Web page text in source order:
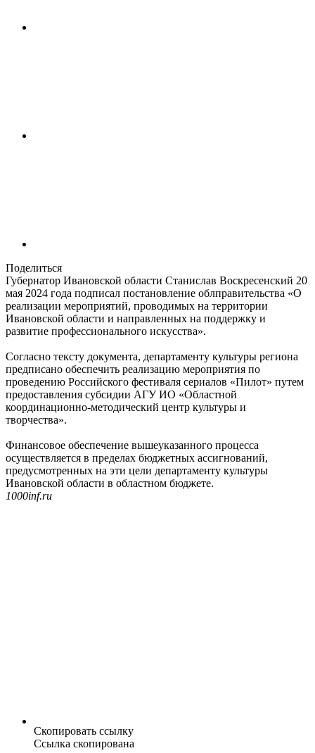
Поделиться
Губернатор Ивановской области Станислав Воскресенский 20
мая 2024 года подписал постановление облправительства «О
реализации мероприятий, проводимых на территории
Ивановской области и направленных на поддержку и
развитие профессионального искусства».
Согласно тексту документа, департаменту культуры региона
предписано обеспечить реализацию мероприятия по
проведению Российского фестиваля сериалов «Пилот» путем
предоставления субсидии АГУ ИО «Областной
координационно-методический центр культуры и
творчества».
Финансовое обеспечение вышеуказанного процесса
осуществляется в пределах бюджетных ассигнований,
предусмотренных на эти цели департаменту культуры
Ивановской области в областном бюджете.
1000inf.ru
Скопировать ссылку
Ссылка скопирована